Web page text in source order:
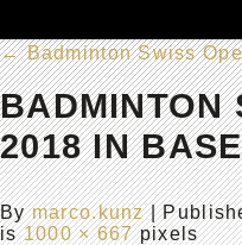
←Badminton Swiss
BADMINTON
2018 IN
Bymarco.kunz |
is1000 × 667pixels